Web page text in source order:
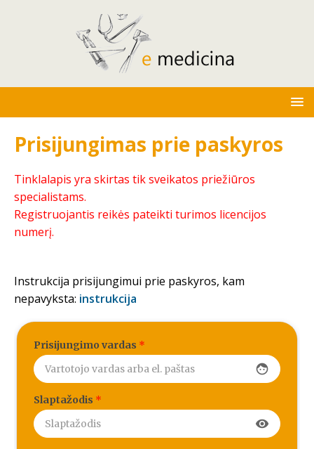
Prisijungimas prie paskyros
Tinklalapis yra skirtas tik sveikatos priežiūros
specialistams.
Registruojantis reikės pateikti turimos licencijos
numerį.
Instrukcija prisijungimui prie paskyros, kam
nepavyksta: instrukcija
Prisijungimo vardas *
face
Slaptažodis *
visibility